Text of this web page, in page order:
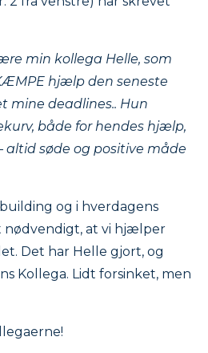
min kollega Helle, som
hjælp den seneste
mine deadlines.. Hun
både for hendes hjælp,
altid søde og positive måde
og i hverdagens
nødvendigt, at vi hjælper
Det har Helle gjort, og
Kollega. Lidt forsinket, men